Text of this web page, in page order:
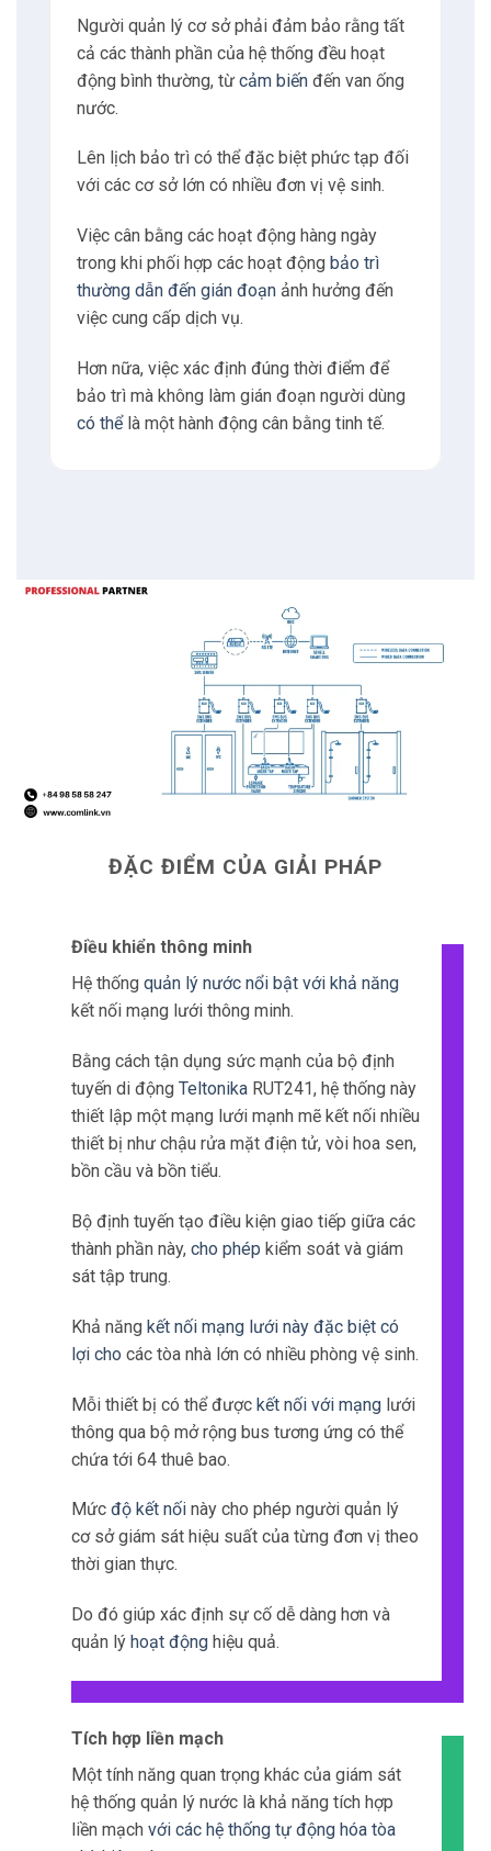
Người quản lý cơ sở phải đảm bảo rằng tất
cả các thành phần của hệ thống đều hoạt
động bình thường, từ cảm biếnđến van ống
nước.
Lên lịch bảo trì có thể đặc biệt phức tạp đối
với các cơ sở lớn có nhiều đơn vị vệ sinh.
Việc cân bằng các hoạt động hàng ngày
trong khi phối hợp các hoạt động bảo trì
thường dẫn đến gián đoạnảnh hưởng đến
việc cung cấp dịch vụ.
Hơn nữa, việc xác định đúng thời điểm để
bảo trì mà không làm gián đoạn người dùng
có thểlà một hành động cân bằng tinh tế.
ĐẶC ĐIỂM CỦA GIẢI PHÁP
Điều khiển thông minh
Hệ thống quản lý nước nổi bật với khả năng
kết nối mạng lưới thông minh.
Bằng cách tận dụng sức mạnh của bộ định
tuyến di động Teltonika RUT241, hệ thống này
thiết lập một mạng lưới mạnh mẽ kết nối nhiều
thiết bị như chậu rửa mặt điện tử, vòi hoa sen,
bồn cầu và bồn tiểu.
Bộ định tuyến tạo điều kiện giao tiếp giữa các
thành phần này, cho phép kiểm soát và giám
sát tập trung.
Khả năng kết nối mạng lưới này đặc biệt có
lợi cho các tòa nhà lớn có nhiều phòng vệ sinh.
Mỗi thiết bị có thể được kết nối với mạng lưới
thông qua bộ mở rộng bus tương ứng có thể
chứa tới 64 thuê bao.
Mức độ kết nối này cho phép người quản lý
cơ sở giám sát hiệu suất của từng đơn vị theo
thời gian thực.
Do đó giúp xác định sự cố dễ dàng hơn và
quản lý hoạt động hiệu quả.
Tích hợp liền mạch
Một tính năng quan trọng khác của giám sát
hệ thống quản lý nước là khả năng tích hợp
liền mạch với các hệ thống tự động hóa tòa